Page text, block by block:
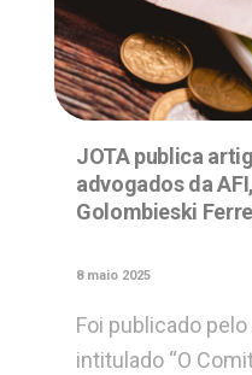
JOTA publica
advogados da
Golombieski
8 maio 2025
Foi publicado
intitulado “O